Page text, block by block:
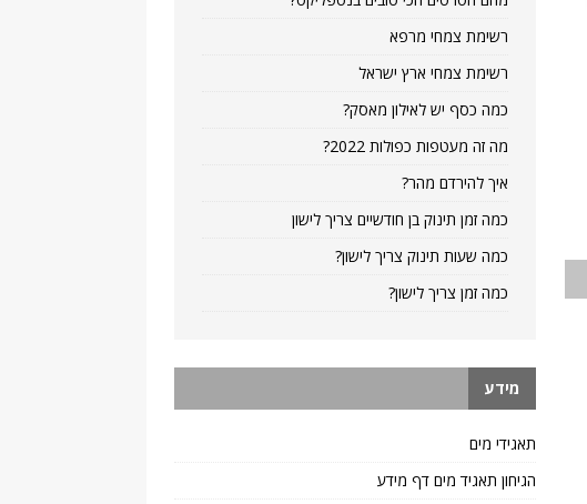
רשימת צמחי מרפא
רשימת צמחי ארץ ישראל
כמה כסף יש לאילון מאסק?
מה זה מעטפות כפולות 2022?
איך להירדם מהר?
כמה זמן תינוק בן חודשיים צריך לישון
כמה שעות תינוק צריך לישון?
כמה זמן צריך לישון?
מידע
תאגידי מים
הגיחון תאגיד מים דף מידע